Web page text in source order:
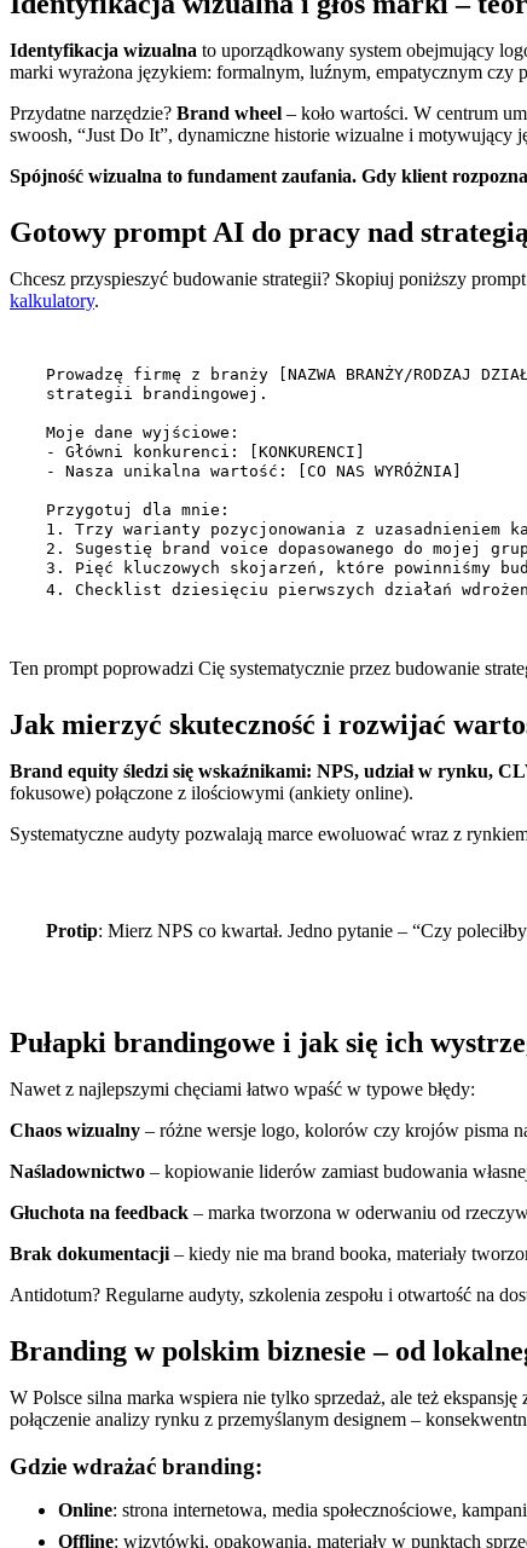
Identyfikacja wizualna to uporządkowany system obejmujący
marki wyrażona językiem: formalnym, luźnym, empatycznym
Przydatne narzędzie? Brand wheel – koło wartości. W centrum
swoosh, “Just Do It”, dynamiczne historie wizualne i motywujący
Spójność wizualna to fundament zaufania. Gdy klient
Gotowy prompt AI do pracy nad
Chcesz przyspieszyć budowanie strategii? Skopiuj poniższy
kalkulatory.
Prowadzę firmę z branży [NAZWA BRANŻY/RODZAJ
strategii brandingowej.
Moje dane wyjściowe:
- Główni konkurenci: [KONKURENCI]
- Nasza unikalna wartość: [CO NAS WYRÓŻNIA]
Przygotuj dla mnie:
1. Trzy warianty pozycjonowania z uzasadnieniem
2. Sugestię brand voice dopasowanego do mojej
3. Pięć kluczowych skojarzeń, które powinniśmy
4. Checklist dziesięciu pierwszych działań
Ten prompt poprowadzi Cię systematycznie przez budowanie
Jak mierzyć skuteczność i rozwijać
Brand equity śledzi się wskaźnikami: NPS, udział w rynku,
fokusowe) połączone z ilościowymi (ankiety online).
Systematyczne audyty pozwalają marce ewoluować wraz z
Protip: Mierz NPS co kwartał. Jedno pytanie – “Czy
Pułapki brandingowe i jak się ich
Nawet z najlepszymi chęciami łatwo wpaść w typowe błędy:
Chaos wizualny – różne wersje logo, kolorów czy krojów pisma
Naśladownictwo – kopiowanie liderów zamiast budowania
Głuchota na feedback – marka tworzona w oderwaniu od
Brak dokumentacji – kiedy nie ma brand booka, materiały
Antidotum? Regularne audyty, szkolenia zespołu i otwartość na
Branding w polskim biznesie – od
W Polsce silna marka wspiera nie tylko sprzedaż, ale też
połączenie analizy rynku z przemyślanym designem –
Gdzie wdrażać branding:
Online: strona internetowa, media społecznościowe,
Offline: wizytówki, opakowania, materiały w punktach